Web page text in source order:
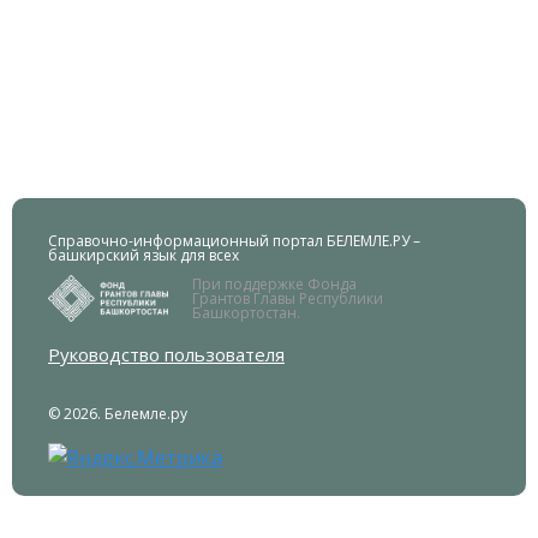
Справочно-информационный портал БЕЛЕМЛЕ.РУ –
башкирский язык для всех
При поддержке Фонда
Грантов Главы Республики
Башкортостан.
Руководство пользователя
© 2026. Белемле.ру